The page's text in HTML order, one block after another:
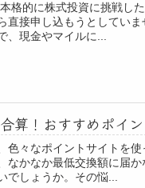
本格的に株式投資に挑戦
直接申し込もうとしてい
、現金やマイルに...
算！おすすめポイ
色々なポイントサイトを
なかなか最低交換額に届
でしょうか。その悩...